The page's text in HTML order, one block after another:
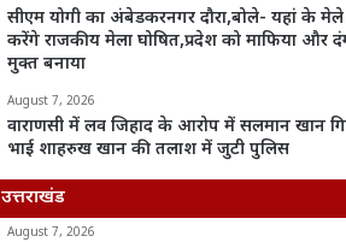
सीएम योगी का अंबेडकरनगर दौरा,बोले- यहां के
करेंगे राजकीय मेला घोषित,प्रदेश को माफिया और
मुक्त बनाया
August 7, 2026
वाराणसी में लव जिहाद के आरोप में सलमान खान
भाई शाहरुख खान की तलाश में जुटी पुलिस
उत्तराखंड
August 7, 2026